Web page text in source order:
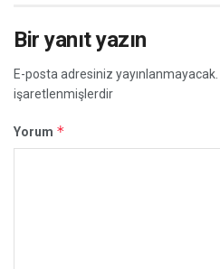
Bir yanıt yazın
E-posta adresiniz yayınlanmayacak.
işaretlenmişlerdir
Yorum *